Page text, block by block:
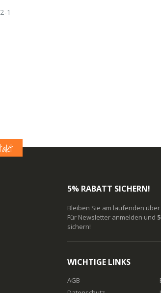
1
5% RABATT SICHERN!
Bleiben Sie am laufenden
Für Newsletter anmelden und
sichern!
WICHTIGE LINKS
AGB